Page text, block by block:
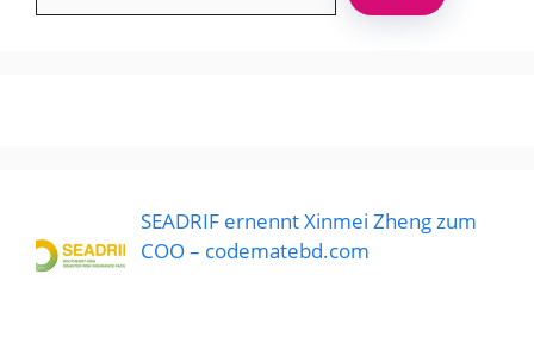
SEADRIF ernennt Xinmei Zheng zum
COO – codematebd.com